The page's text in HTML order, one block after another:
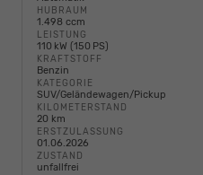
HUBRAUM
1.498 ccm
LEISTUNG
110 kW (150 PS)
KRAFTSTOFF
Benzin
KATEGORIE
SUV/Geländewagen/Pickup
KILOMETERSTAND
20 km
ERSTZULASSUNG
01.06.2026
ZUSTAND
unfallfrei